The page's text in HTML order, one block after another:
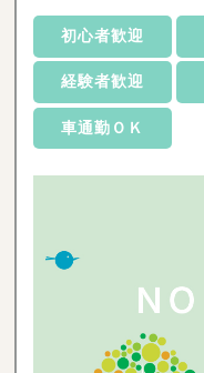
初心者歓迎
経験者歓迎
車通勤ＯＫ